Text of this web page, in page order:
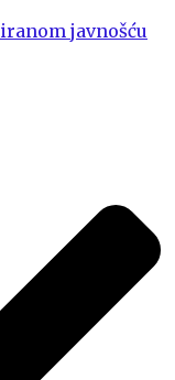
javnošću